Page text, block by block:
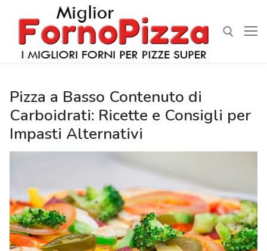
contenuto
Pizza a Basso Contenuto di
Carboidrati: Ricette e Consigli per
Impasti Alternativi